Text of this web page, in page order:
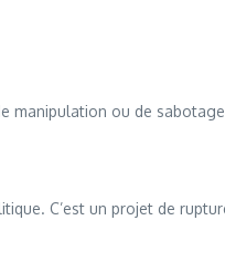
manipulation ou de
C’est un projet de